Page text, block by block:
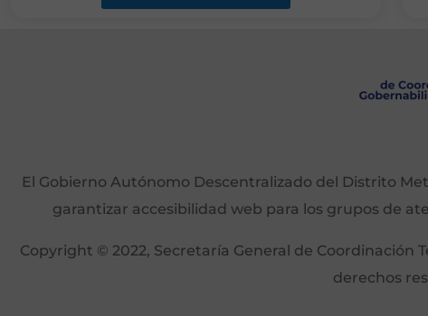
El Gobierno Autónomo Descentralizado del Distrito
garantizar accesibilidad web para los grupos de
Copyright © 2022, Secretaría General de Coordinación
derechos